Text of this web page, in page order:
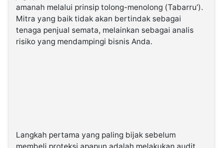
amanah melalui prinsip tolong-menolong (Tabarru’).
Mitra yang baik tidak akan bertindak sebagai
tenaga penjual semata, melainkan sebagai analis
risiko yang mendampingi bisnis Anda.
​Langkah pertama yang paling bijak sebelum